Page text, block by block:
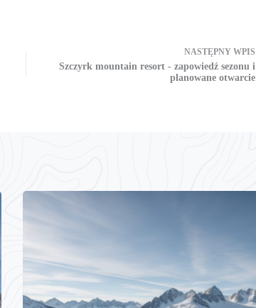
NASTĘPNY WPIS
Szczyrk mountain resort - zapowiedź sezonu i
planowane otwarcie